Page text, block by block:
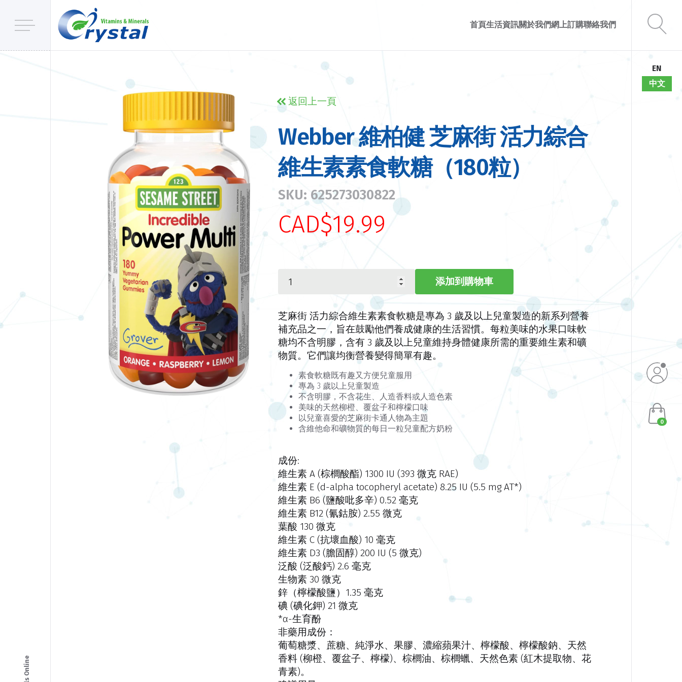
首頁生活資訊關於我們網上訂購聯絡我們
EN
中文
0
返回上一頁
Webber 維柏健 芝麻街 活力綜合
維生素素食軟糖（180粒）
SKU: 625273030822
CAD$19.99
芝麻街 活力綜合維生素素食軟糖是專為 3 歲及以上兒童製造的新系列營養
補充品之一，旨在鼓勵他們養成健康的生活習慣。每粒美味的水果口味軟
糖均不含明膠，含有 3 歲及以上兒童維持身體健康所需的重要維生素和礦
物質。它們讓均衡營養變得簡單有趣。
素食軟糖既有趣又方便兒童服用
專為 3 歲以上兒童製造
不含明膠，不含花生、人造香料或人造色素
美味的天然柳橙、覆盆子和檸檬口味
以兒童喜愛的芝麻街卡通人物為主題
含維他命和礦物質的每日一粒兒童配方奶粉
成份:
維生素 A (棕櫚酸酯) 1300 IU (393 微克 RAE)
維生素 E (d-alpha tocopheryl acetate) 8.25 IU (5.5 mg AT*)
維生素 B6 (鹽酸吡多辛) 0.52 毫克
維生素 B12 (氰鈷胺) 2.55 微克
葉酸 130 微克
維生素 C (抗壞血酸) 10 毫克
維生素 D3 (膽固醇) 200 IU (5 微克)
泛酸 (泛酸鈣) 2.6 毫克
生物素 30 微克
鋅（檸檬酸鹽）1.35 毫克
碘 (碘化鉀) 21 微克
*α-生育酚
非藥用成份：
葡萄糖漿、蔗糖、純淨水、果膠、濃縮蘋果汁、檸檬酸、檸檬酸鈉、天然
香料 (柳橙、覆盆子、檸檬)、棕櫚油、棕櫚蠟、天然色素 (紅木提取物、花
青素)。